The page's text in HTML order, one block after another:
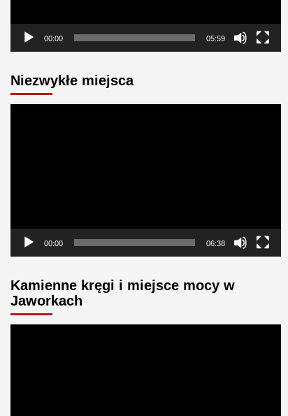
00:00 05:59
Niezwykłe miejsca
00:00 06:38
Kamienne kręgi i miejsce mocy w
Jaworkach